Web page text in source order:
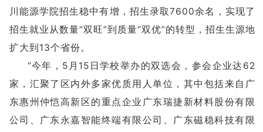
川能源学院招生稳中有增，招生录取7600余名，实现了
招生就业从数量“双旺”到质量“双优”的转型，招生生源地
扩大到13个省份。
“今年，5月15日学校举办的双选会，参会企业达62
家，汇聚了区内外多家优质用人单位，其中包括来自广
东惠州仲恺高新区的重点企业广东瑞捷新材料股份有限
公司、广东永嘉智能终端有限公司、广东磁稳科技有限